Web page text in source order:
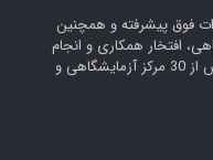
فوق پیشرفته و همچنین
افتخار همکاری و انجام
آزمایشهای تخصصی و فوق تخصصی با بیش از 30 مرکز آزمایشگاهی و